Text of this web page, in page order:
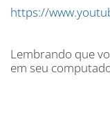
https://
Lembrando que
em seu